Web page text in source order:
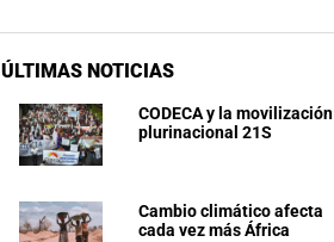
ÚLTIMAS NOTICIAS
CODECA y la movilización
plurinacional 21S
Cambio climático afecta
cada vez más África